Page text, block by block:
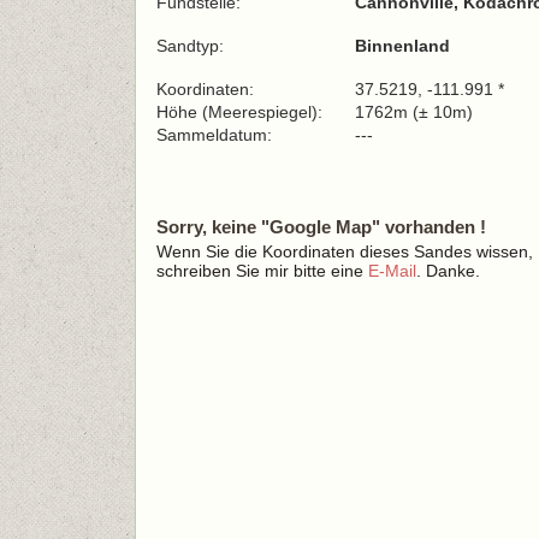
Sandtyp: Binnenland
Koordinaten:
37.5219, -111.991 *
Höhe (Meerespiegel):
1762m (± 10m)
Sammeldatum:
---
Sorry, keine "Google Map" vorhanden !
Wenn Sie die Koordinaten dieses Sandes wissen,
schreiben Sie mir bitte eine E-Mail . Danke.